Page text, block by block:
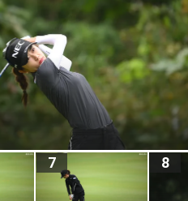
7 8